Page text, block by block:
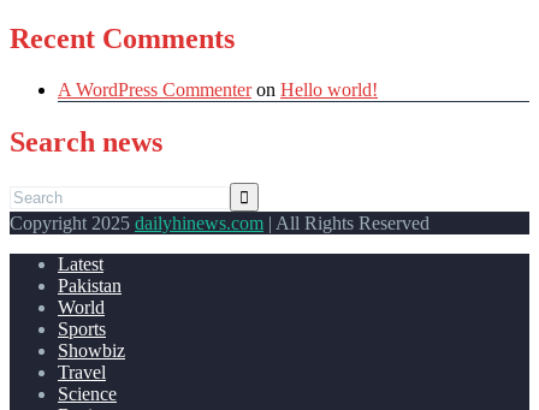
Recent Comments
A WordPress Commenteron Hello world!
Search news
Copyright 2025 dailyhinews.com | All Rights Reserved
Latest
Pakistan
World
Sports
Showbiz
Travel
Science